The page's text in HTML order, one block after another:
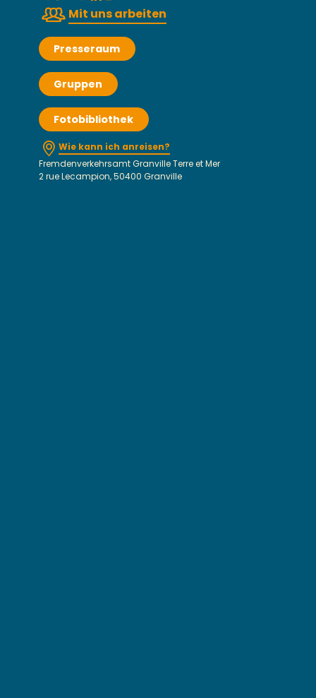
Mit uns arbeiten
Presseraum
Gruppen
Fotobibliothek
Wie kann ich anreisen?
Fremdenverkehrsamt Granville Terre et Mer
2 rue Lecampion, 50400 Granville